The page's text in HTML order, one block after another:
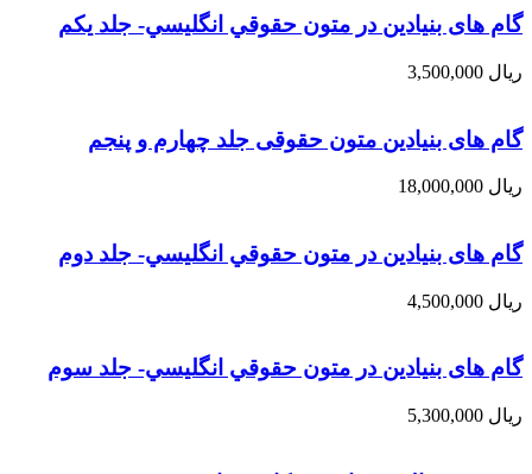
گام های بنیادین در متون حقوقي انگليسي- جلد يكم
ریال
گام های بنیادین متون حقوقی جلد چهارم و پنجم
ریال
گام های بنیادین در متون حقوقي انگليسي- جلد دوم
ریال
گام های بنیادین در متون حقوقي انگليسي- جلد سوم
ریال